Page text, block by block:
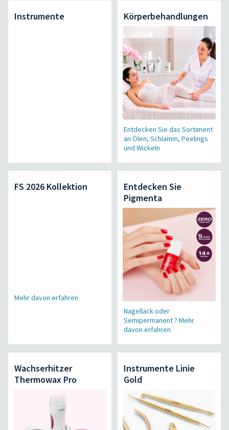
Instrumente Körperbehandlungen
Entdecken Sie das Sortiment
an Ölen, Schlamm, Peelings
und Wickeln
FS 2026 Kollektion
Mehr davon erfahren
Entdecken Sie
Pigmenta
Nagellack oder
Semipermanent ? Mehr
davon erfahren
Wachserhitzer
Thermowax Pro
Instrumente Linie
Gold